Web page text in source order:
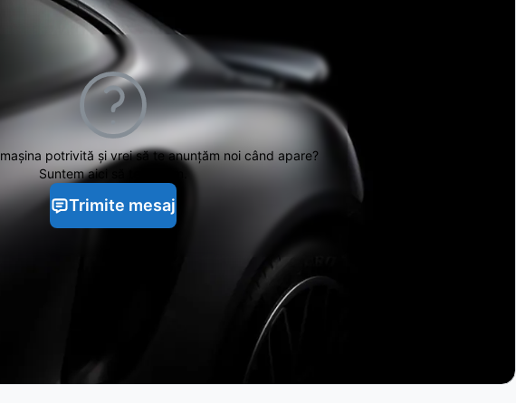
mașina potrivită și vrei să te anunțăm noi când apare?
Suntem aici să te ajutăm.
Trimite mesaj